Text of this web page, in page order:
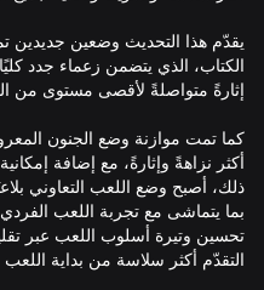
يقدّم هذا التحديث وضعين جديدين
الكتاب، الذي يتضمن زعماء جدد
كما تمت موازنة وضع الجنون
أكثر نزاهةً وإثارةً، مع إضافة
ذلك، أصبح وضع اللعب التعاوني
بما يتماشى مع تجربة اللعب
تحسين وتيرة أسلوب اللعب عبر